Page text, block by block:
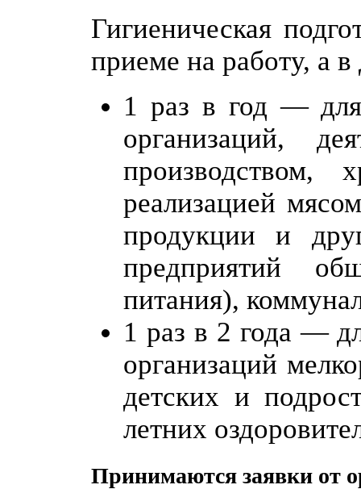
Гигиеническая
приеме на работу, а
1 раз в год —
организаций,
производством,
реализацией
продукции и
предприятий
питания),
1 раз в 2 года —
организаций
детских и
летних
Принимаются заявки от